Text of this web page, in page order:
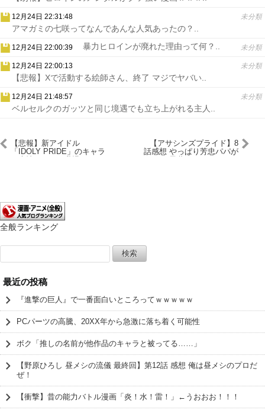
12月24日 22:31:48 未分類
アマガミの七咲ってなんであんな人気あったの？..
12月24日 22:00:39 未分類
暴力ヒロインが廃れた理由って何？..
12月24日 22:00:13 未分類
【悲報】Xで活動する絵師さん、終了 マジでヤバい..
12月24日 21:48:57 未分類
ベルセルクのガッツと同じ境遇でも立ち上がれる主人..
【悲報】新アイドル
「IDOLY PRIDE」のキャラ
【アサシンズプライド】8
話感想 やっぱり芳忠パパが
全般ランキング
索:
最近の投稿
『進撃の巨人』で一番面白いところってｗｗｗｗｗ
PCパーツの高騰、20XX年から急激に落ち着く可能性
ボク「推しの名前が他作品のキャラと被ってる……」
【野原ひろし 昼メシの流儀 最終回】第12話 感想 俺は昼メシのプロだ
ぜ！
【衝撃】昔の能力バトル漫画「炎！水！雷！」←うおおお！！！